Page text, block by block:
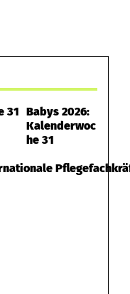
Babys 2026:
Kalenderwoc
he 31